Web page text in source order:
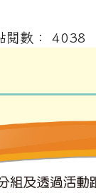
數： 4038